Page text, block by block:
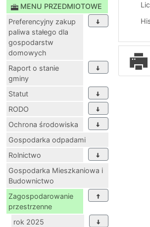
MENU PRZEDMIOTOWE
Preferencyjny zakup
paliwa stałego dla
gospodarstw
domowych
Raport o stanie
gminy
Statut
RODO
Ochrona środowiska
Gospodarka odpadami
Rolnictwo
Gospodarka Mieszkaniowa i
Budownictwo
Zagospodarowanie
przestrzenne
rok 2025